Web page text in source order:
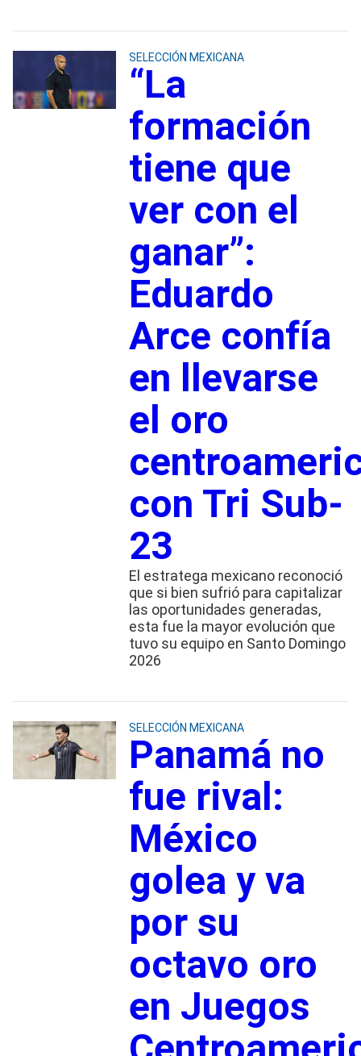
SELECCIÓN MEXICANA
“La
formación
tiene que
ver con el
ganar”:
Eduardo
Arce confía
en llevarse
el oro
con Tri Sub-
23
El estratega mexicano reconoció
que si bien sufrió para capitalizar
las oportunidades generadas,
esta fue la mayor evolución que
tuvo su equipo en Santo Domingo
2026
SELECCIÓN MEXICANA
Panamá no
fue rival:
México
golea y va
por su
octavo oro
en Juegos